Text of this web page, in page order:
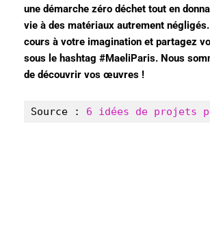
une démarche zéro déchet tout en
vie à des matériaux autrement
cours à votre imagination et partagez
sous le hashtag #MaeliParis. Nous
de découvrir vos œuvres !
Source : 6 idées de projets